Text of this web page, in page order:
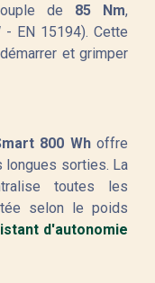
de 85 Nm,
- EN 15194). Cette
et grimper
800 Whoffre
longues sorties. La
toutes les
selon le poids
d'autonomie